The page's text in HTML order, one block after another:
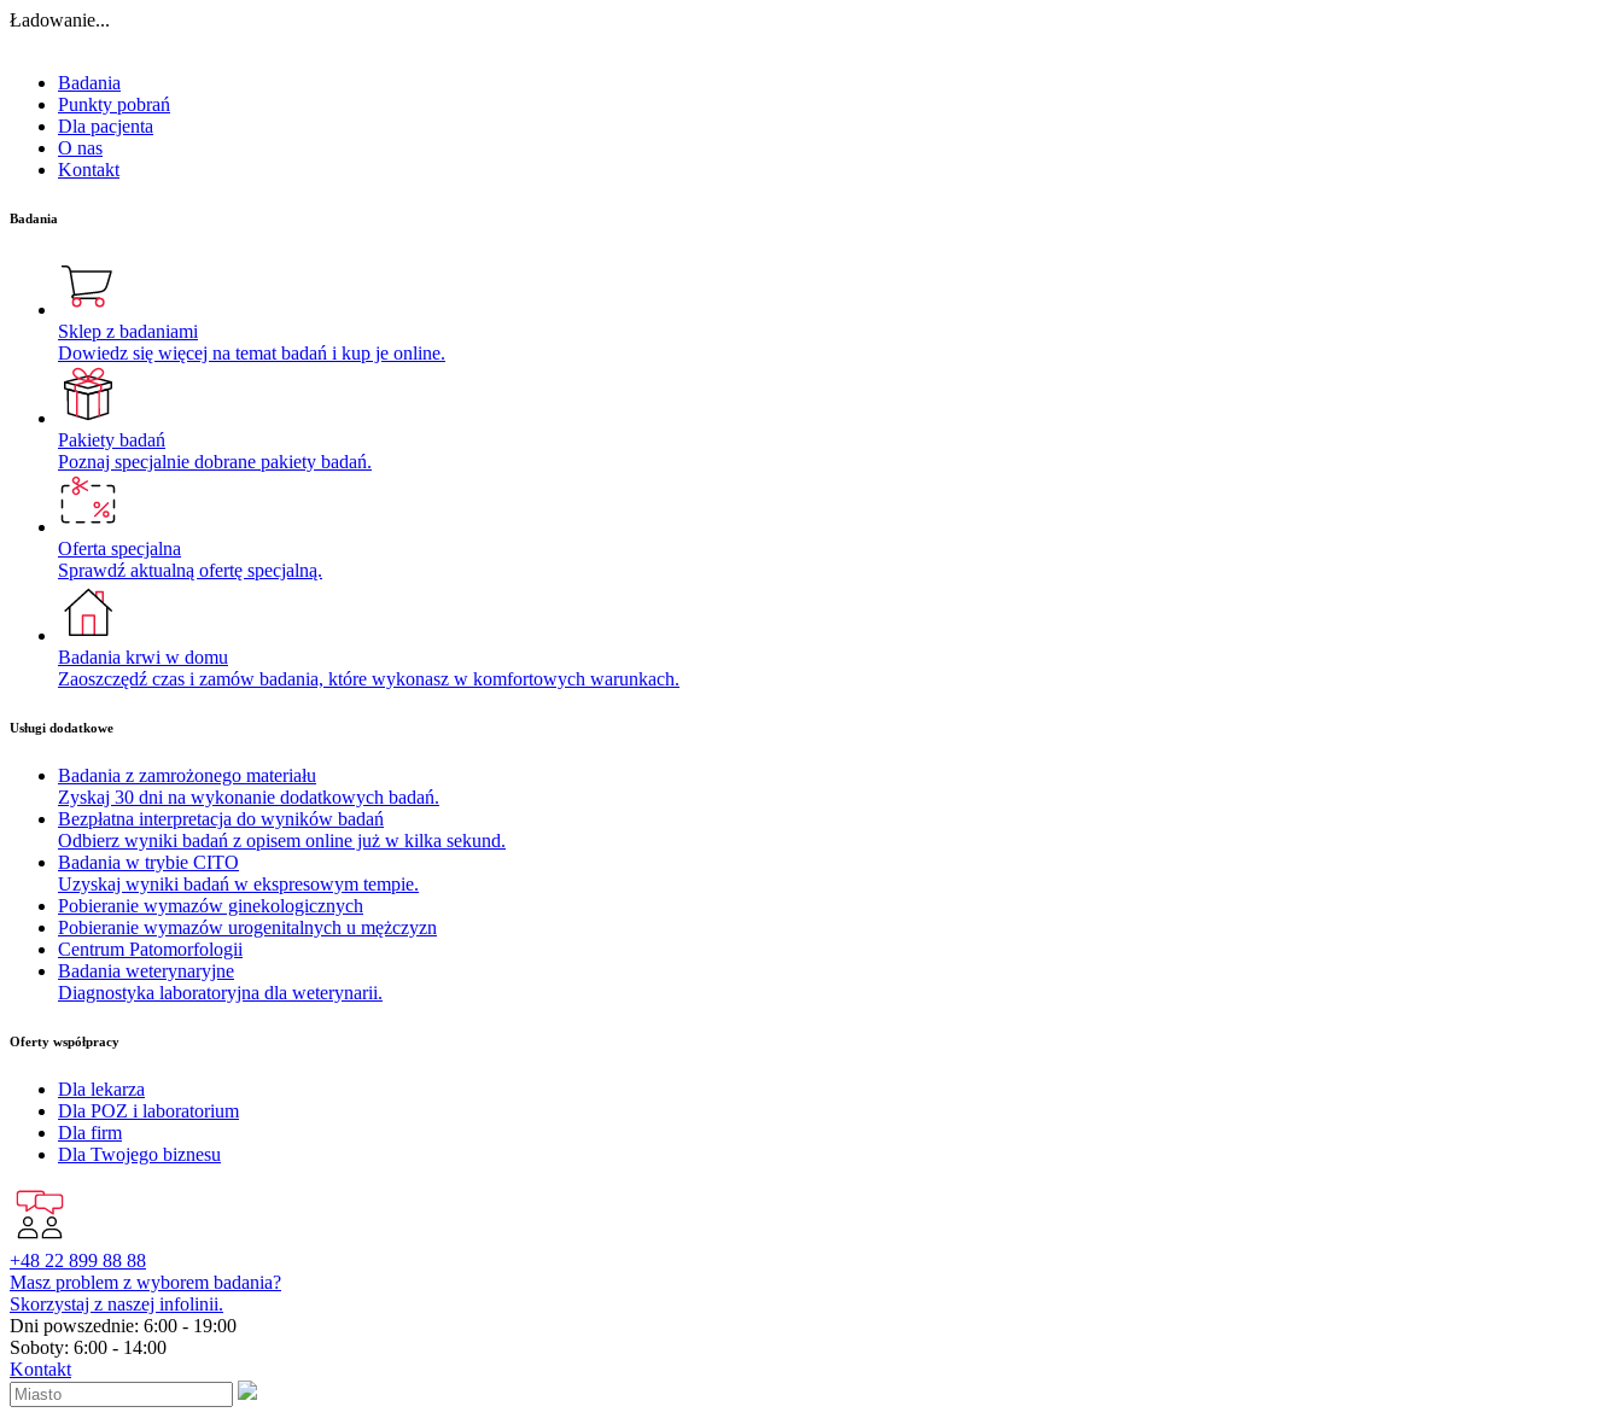
Ładowanie...
Badania
Punkty pobrań
Dla pacjenta
O nas
Kontakt
Badania
Sklep z badaniami
Dowiedz się więcej na temat badań i kup je online.
Pakiety badań
Poznaj specjalnie dobrane pakiety badań.
Oferta specjalna
Sprawdź aktualną ofertę specjalną.
Badania krwi w domu
Zaoszczędź czas i zamów badania, które wykonasz w komfortowych warunkach.
Usługi dodatkowe
Badania z zamrożonego materiału
Zyskaj 30 dni na wykonanie dodatkowych badań.
Bezpłatna interpretacja do wyników badań
Odbierz wyniki badań z opisem online już w kilka sekund.
Badania w trybie CITO
Uzyskaj wyniki badań w ekspresowym tempie.
Pobieranie wymazów ginekologicznych
Pobieranie wymazów urogenitalnych u mężczyzn
Centrum Patomorfologii
Badania weterynaryjne
Diagnostyka laboratoryjna dla weterynarii.
Oferty współpracy
Dla lekarza
Dla POZ i laboratorium
Dla firm
Dla Twojego biznesu
+48 22 899 88 88
Masz problem z wyborem badania?
Skorzystaj z naszej infolinii.
Dni powszednie: 6:00 - 19:00
Soboty: 6:00 - 14:00
Kontakt